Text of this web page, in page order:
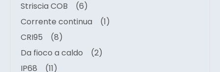
Striscia COB
(6)
Corrente continua
(1)
CRI95
(8)
Da fioco a caldo
(2)
IP68
(11)